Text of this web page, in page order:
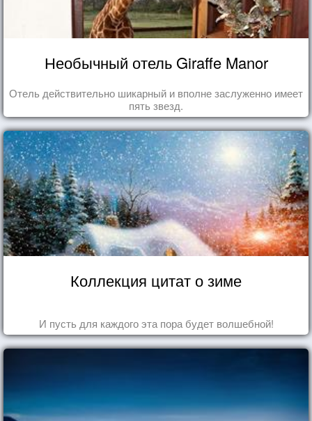
Необычный отель Giraffe Manor
Отель действительно шикарный и вполне заслуженно имеет
пять звезд.
Коллекция цитат о зиме
И пусть для каждого эта пора будет волшебной!